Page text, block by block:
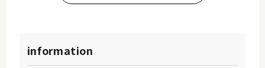
information